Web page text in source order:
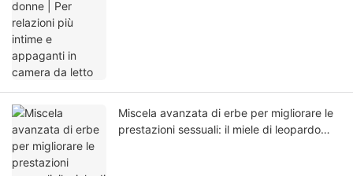
Miscela avanzata di erbe per migliorare le
prestazioni sessuali: il miele di leopardo